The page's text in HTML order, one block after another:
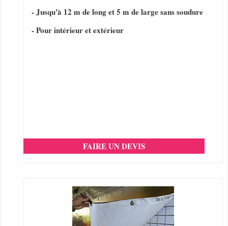
- Jusqu'à 12 m de long et 5 m de large sans soudure
- Pour intérieur et extérieur
FAIRE UN DEVIS